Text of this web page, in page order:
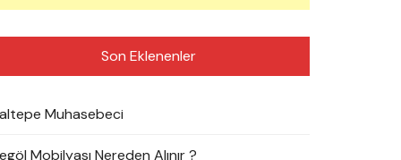
Son Eklenenler
Muhasebeci
Mobilyası Nereden Alınır ?